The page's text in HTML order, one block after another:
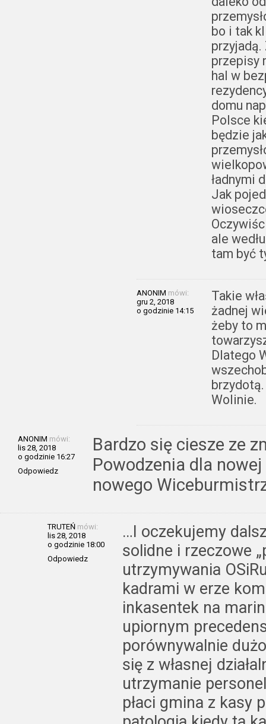
bo i tak
przepisy
hal w
domu
Polsce
będzie
ładnymi
Jak
ale
tam być
ANONIM mówi:
gru 2, 2018
o godzinie 14:15
Takie
żadnej
żeby to
Dlatego
Wolinie.
ANONIM mówi:
lis 28, 2018
o godzinie 16:27
Odpowiedz
Bardzo się ciesze ze
Powodzenia dla
nowego
TRUTEŃ mówi:
lis 28, 2018
o godzinie 18:00
Odpowiedz
…I oczekujemy
solidne i rzeczowe
utrzymywania
kadrami w erze
inkasentek na
upiornym
porównywalnie
się z własnej
utrzymanie
płaci gmina z kasy